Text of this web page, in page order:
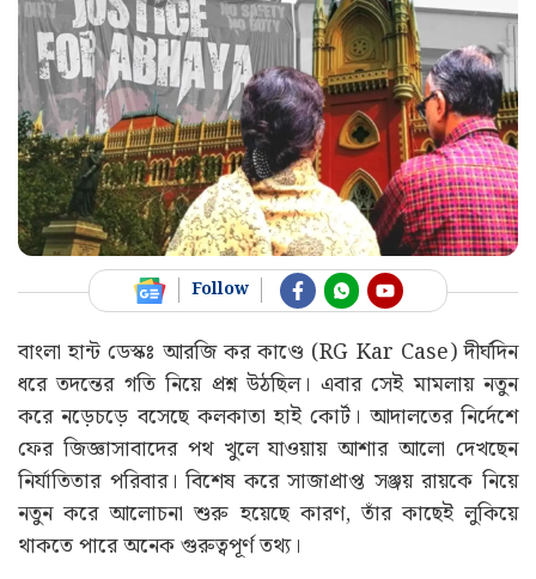
Follow
বাংলা হান্ট ডেস্কঃ আরজি কর কাণ্ডে (RG Kar Case) দীর্ঘদিন
ধরে তদন্তের গতি নিয়ে প্রশ্ন উঠছিল। এবার সেই মামলায় নতুন
করে নড়েচড়ে বসেছে কলকাতা হাই কোর্ট। আদালতের নির্দেশে
ফের জিজ্ঞাসাবাদের পথ খুলে যাওয়ায় আশার আলো দেখছেন
নির্যাতিতার পরিবার। বিশেষ করে সাজাপ্রাপ্ত সঞ্জয় রায়কে নিয়ে
নতুন করে আলোচনা শুরু হয়েছে কারণ, তাঁর কাছেই লুকিয়ে
থাকতে পারে অনেক গুরুত্বপূর্ণ তথ্য।